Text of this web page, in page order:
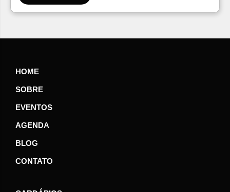
HOME
SOBRE
EVENTOS
AGENDA
BLOG
CONTATO